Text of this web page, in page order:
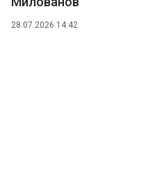
28.07.2026 14:42